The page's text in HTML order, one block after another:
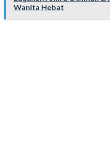
Wanita Hebat